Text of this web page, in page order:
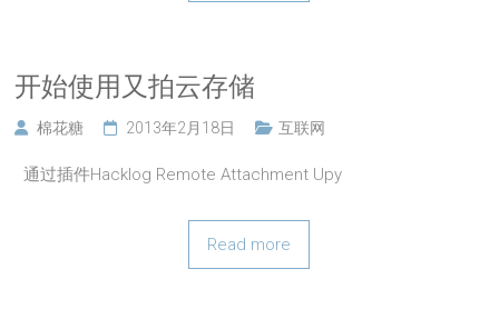
开始使用又拍云存储
棉花糖 2013年2月18日 互联网
通过插件Hacklog Remote Attachment Upy
Read more